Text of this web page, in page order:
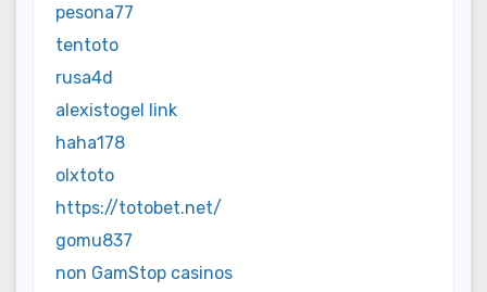
pesona77
tentoto
rusa4d
alexistogel link
haha178
olxtoto
https://totobet.net/
gomu837
non GamStop casinos